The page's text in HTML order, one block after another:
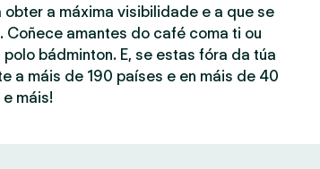
a máxima visibilidade e a que se
amantes do café coma ti ou
bádminton. E, se estas fóra da túa
a máis de 190 países e en máis de 40
máis!